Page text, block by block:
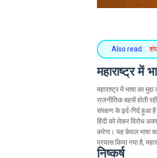
Also read :
महाराष्ट्र में
महाराष्ट्र में भाषा का
राजनीतिक बहसें होती
संरक्षण के इर्द-गिर्द हुआ
हिंदी को लेकर विरोध
करेगा। यह केवल भाषा
प्रयास किया गया है,
निष्कर्ष